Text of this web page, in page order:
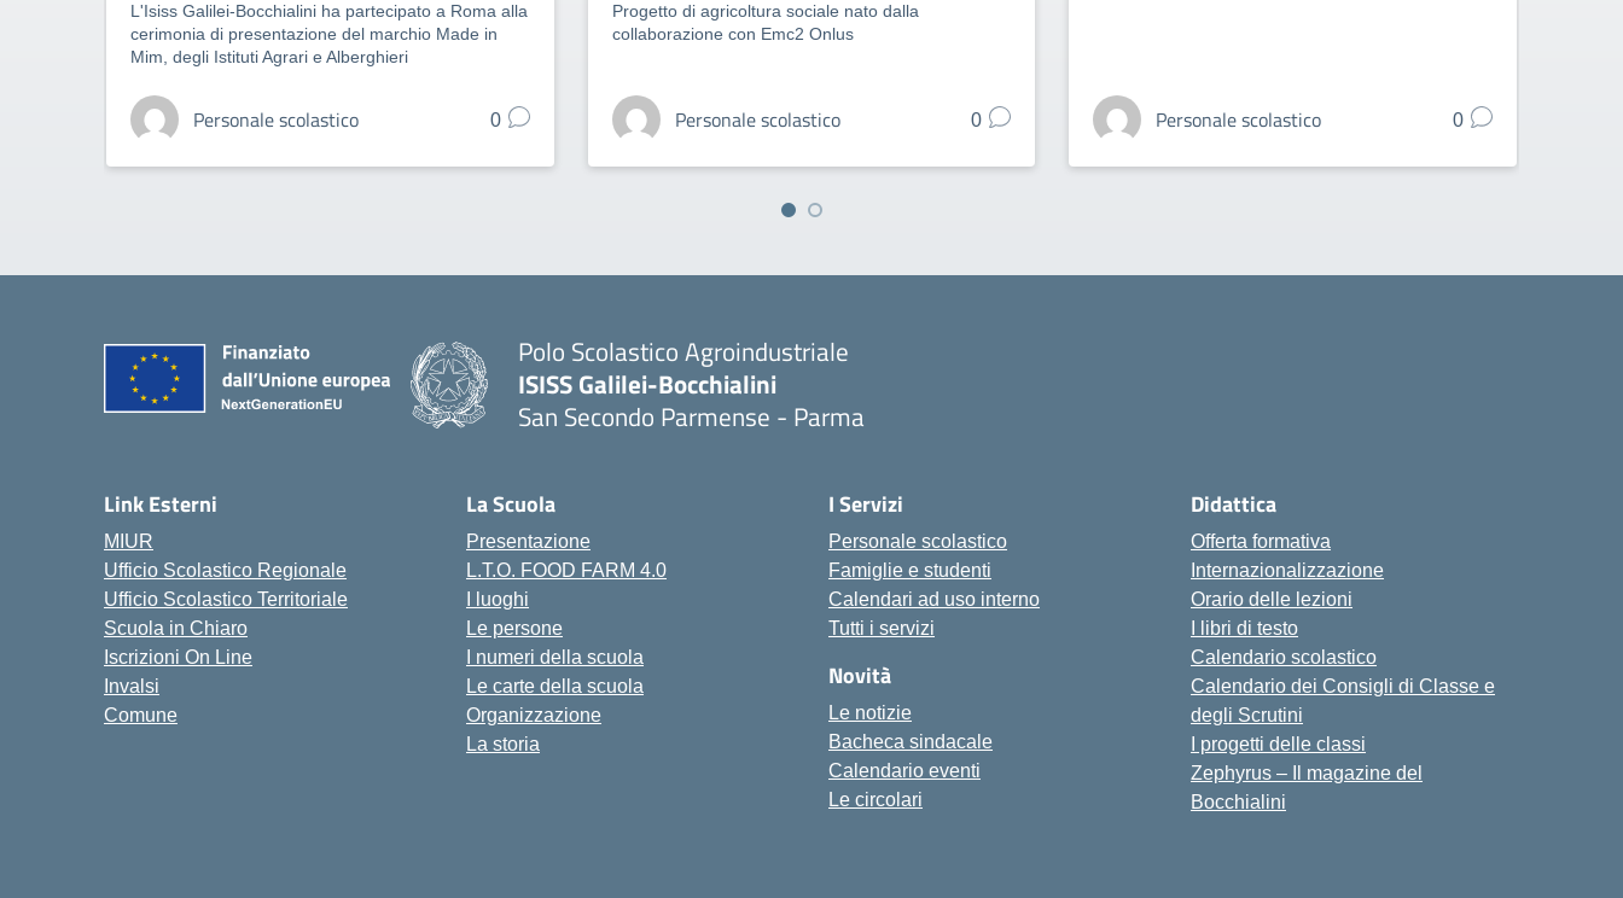
L'Isiss Galilei-Bocchialini ha partecipato a Roma alla
cerimonia di presentazione del marchio Made in
Mim, degli Istituti Agrari e Alberghieri
Personale scolastico 0
Progetto di agricoltura sociale nato dalla
collaborazione con Emc2 Onlus
Personale scolastico 0 Personale scolastico 0
Polo Scolastico Agroindustriale
ISISS Galilei-Bocchialini
San Secondo Parmense - Parma
Link Esterni
MIUR
Ufficio Scolastico Regionale
Ufficio Scolastico Territoriale
Scuola in Chiaro
Iscrizioni On Line
Invalsi
Comune
La Scuola
Presentazione
L.T.O. FOOD FARM 4.0
I luoghi
Le persone
I numeri della scuola
Le carte della scuola
Organizzazione
La storia
I Servizi
Personale scolastico
Famiglie e studenti
Calendari ad uso interno
Tutti i servizi
Novità
Le notizie
Bacheca sindacale
Calendario eventi
Le circolari
Didattica
Offerta formativa
Internazionalizzazione
Orario delle lezioni
I libri di testo
Calendario scolastico
Calendario dei Consigli di Classe e
degli Scrutini
I progetti delle classi
Zephyrus – Il magazine del
Bocchialini